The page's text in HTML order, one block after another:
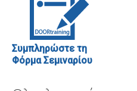
Συμπληρώστε τη
Φόρμα Σεμιναρίου